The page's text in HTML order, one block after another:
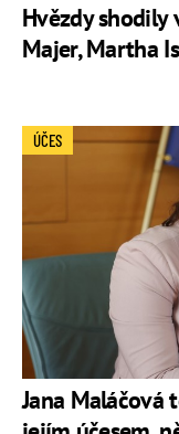
Hvězdy shodily
Majer, Martha
Jana Maláčová
ÚČES